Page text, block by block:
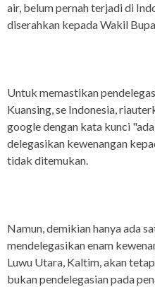
air, belum pernah terjadi di
diserahkan kepada Wakil
Untuk memastikan
Kuansing, se Indonesia,
google dengan kata kunci
delegasikan kewenangan
tidak ditemukan.
Namun, demikian hanya ada
mendelegasikan enam
Luwu Utara, Kaltim, akan
bukan pendelegasian pada